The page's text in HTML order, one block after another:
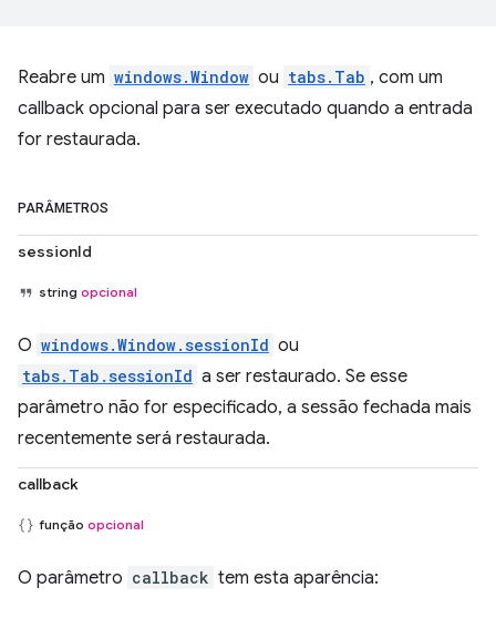
Reabre um windows.Window ou tabs.Tab , com um
callback opcional para ser executado quando a entrada
for restaurada.
PARÂMETROS
sessionId
string opcional
O windows.Window.sessionId ou
tabs.Tab.sessionId a ser restaurado. Se esse
parâmetro não for especificado, a sessão fechada mais
recentemente será restaurada.
callback
função opcional
O parâmetro callback tem esta aparência: